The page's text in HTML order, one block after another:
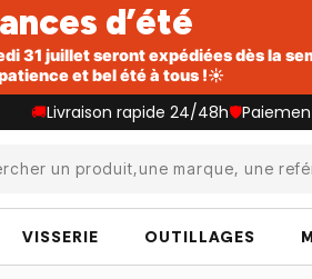
d’été
31 juillet seront expédiées dès la
et bel été à tous !☀️
🚚Livraison rapide 24/48h🛡️
un produit,une marque, une
VISSERIE OUTILLAGES